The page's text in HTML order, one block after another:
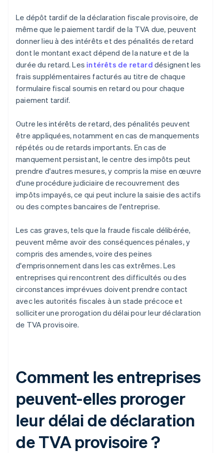
Le dépôt tardif de la déclaration fiscale provisoire, de
même que le paiement tardif de la TVA due, peuvent
donner lieu à des intérêts et des pénalités de retard
dont le montant exact dépend de la nature et de la
durée du retard. Les intérêts de retard désignent les
frais supplémentaires facturés au titre de chaque
formulaire fiscal soumis en retard ou pour chaque
paiement tardif.
Outre les intérêts de retard, des pénalités peuvent
être appliquées, notamment en cas de manquements
répétés ou de retards importants. En cas de
manquement persistant, le centre des impôts peut
prendre d'autres mesures, y compris la mise en œuvre
d'une procédure judiciaire de recouvrement des
impôts impayés, ce qui peut inclure la saisie des actifs
ou des comptes bancaires de l'entreprise.
Les cas graves, tels que la fraude fiscale délibérée,
peuvent même avoir des conséquences pénales, y
compris des amendes, voire des peines
d'emprisonnement dans les cas extrêmes. Les
entreprises qui rencontrent des difficultés ou des
circonstances imprévues doivent prendre contact
avec les autorités fiscales à un stade précoce et
solliciter une prorogation du délai pour leur déclaration
de TVA provisoire.
Comment les entreprises
peuvent-elles proroger
leur délai de déclaration
de TVA provisoire ?